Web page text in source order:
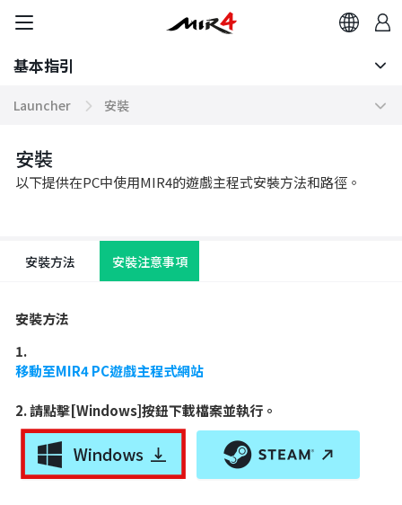
品牌網站
基本指引
基本指引
遊戲百科
Launcher 安裝
角色
基本操作
進行探索
安裝
安裝
以下提供在PC中使用MIR4的遊戲主程式安裝方法和路徑。
安裝方法 安裝注意事項
安裝方法
1.
移動至MIR4 PC遊戲主程式網站
2. 請點擊[Windows]按鈕下載檔案並執行。